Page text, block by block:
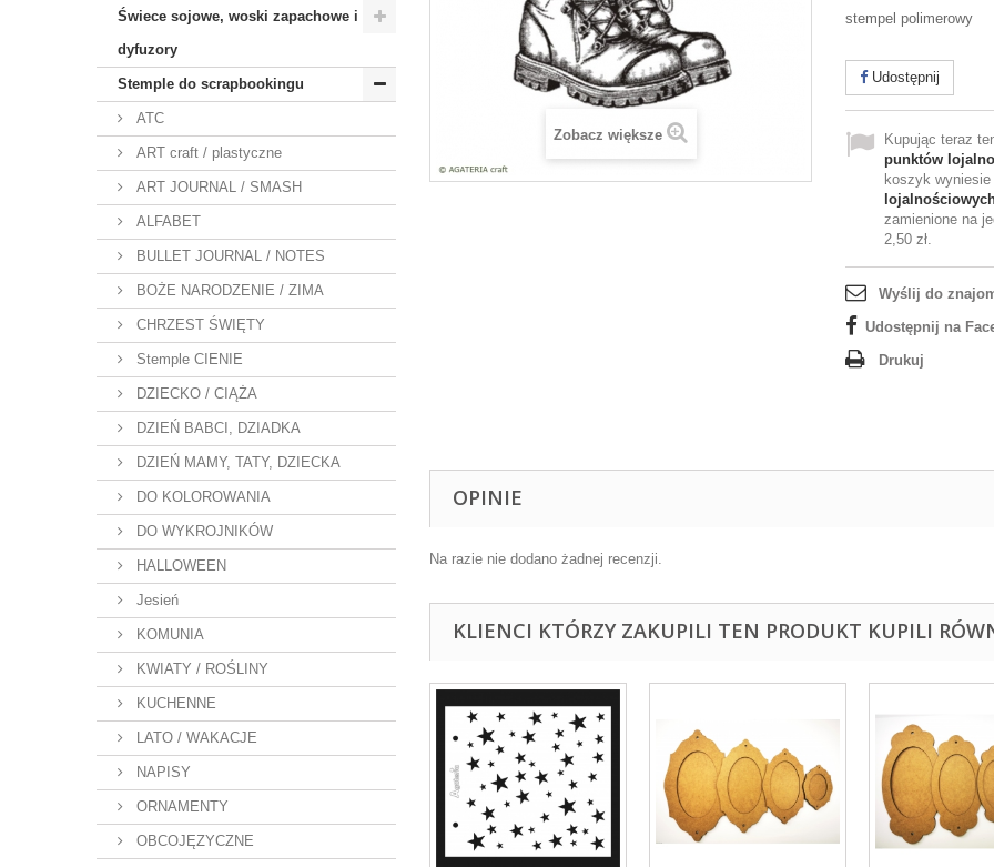
Świece sojowe, woski zapachowe i
dyfuzory
Stemple do scrapbookingu
ATC
ART craft / plastyczne
ART JOURNAL / SMASH
ALFABET
BULLET JOURNAL / NOTES
BOŻE NARODZENIE / ZIMA
CHRZEST ŚWIĘTY
Stemple CIENIE
DZIECKO / CIĄŻA
DZIEŃ BABCI, DZIADKA
DZIEŃ MAMY, TATY, DZIECKA
DO KOLOROWANIA
DO WYKROJNIKÓW
HALLOWEEN
Jesień
KOMUNIA
KWIATY / ROŚLINY
KUCHENNE
LATO / WAKACJE
NAPISY
ORNAMENTY
OBCOJĘZYCZNE
Zobacz większe
stempel polimerowy
Udostępnij
Kupując teraz
punktów
koszyk wyniesie
zamienione na
2,50 zł.
Wyślij do
Udostępnij na
Drukuj
OPINIE
Na razie nie dodano żadnej recenzji.
KLIENCI KTÓRZY ZAKUPILI TEN PRODUKT KUPILI